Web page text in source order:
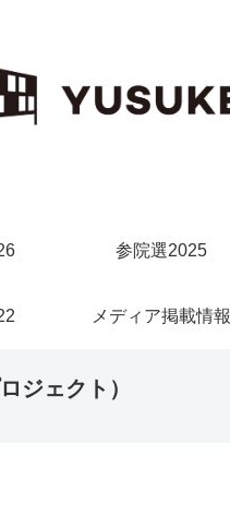
参院選2025
メディア掲載情報
ジェクト）